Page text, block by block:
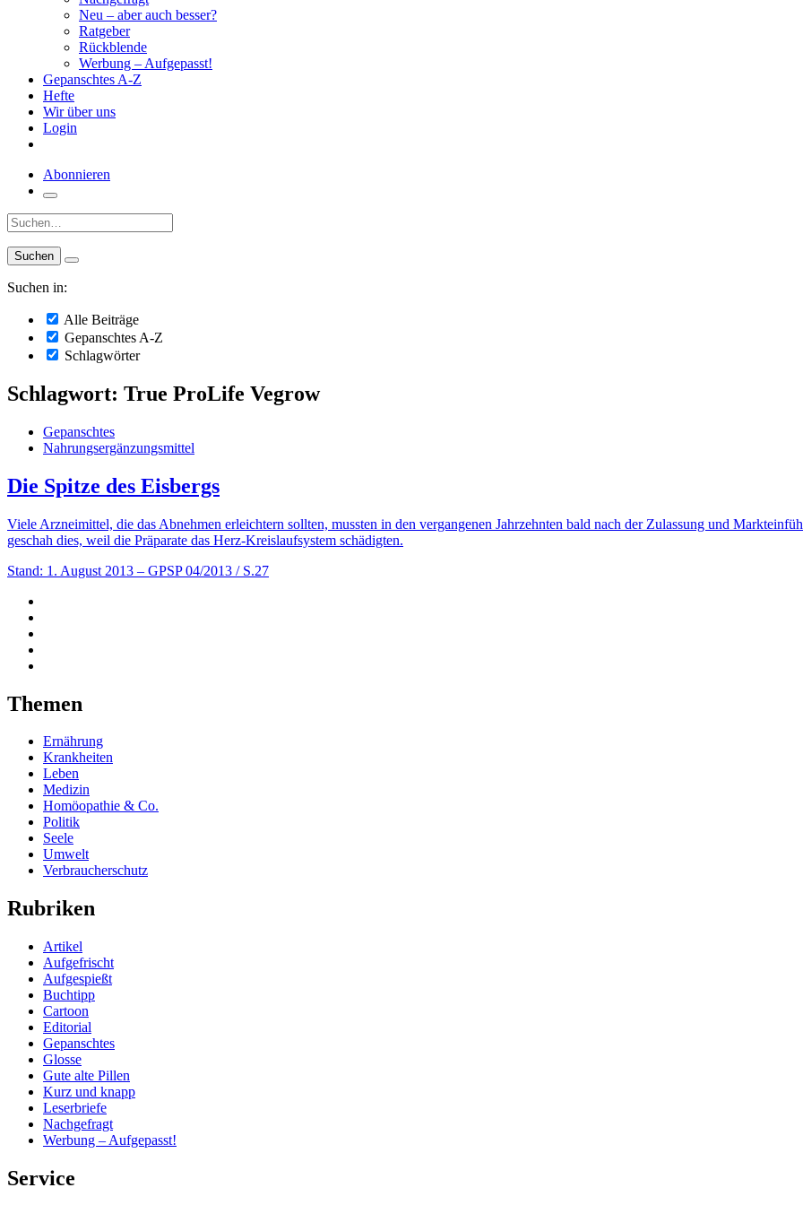
Neu – aber auch besser?
Ratgeber
Rückblende
Werbung – Aufgepasst!
Gepanschtes A-Z
Hefte
Wir über uns
Login
Abonnieren
Suche:
Suchen in:
Alle Beiträge
Gepanschtes A-Z
Schlagwörter
Schlagwort: True ProLife Vegrow
Gepanschtes
Nahrungsergänzungsmittel
Die Spitze des Eisbergs
Viele Arzneimittel, die das Abnehmen erleichtern sollten, mussten in den vergangenen Jahrzehnten bald nach der Zulassung und
geschah dies, weil die Präparate das Herz-Kreislaufsystem schädigten.
Stand: 1. August 2013 – GPSP 04/2013 / S.27
Themen
Ernährung
Krankheiten
Leben
Medizin
Homöopathie & Co.
Politik
Seele
Umwelt
Verbraucherschutz
Rubriken
Artikel
Aufgefrischt
Aufgespießt
Buchtipp
Cartoon
Editorial
Gepanschtes
Glosse
Gute alte Pillen
Kurz und knapp
Leserbriefe
Nachgefragt
Werbung – Aufgepasst!
Service